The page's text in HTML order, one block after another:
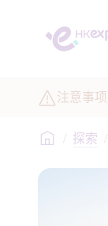
注意事项
/ 探索 /